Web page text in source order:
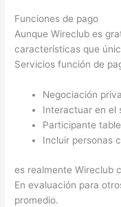
Funciones de pago
Aunque Wireclub es
características que
Servicios función de
Negociación
Interactuar en el
Participante
Incluir personas
es realmente Wireclub
En evaluación para
promedio.